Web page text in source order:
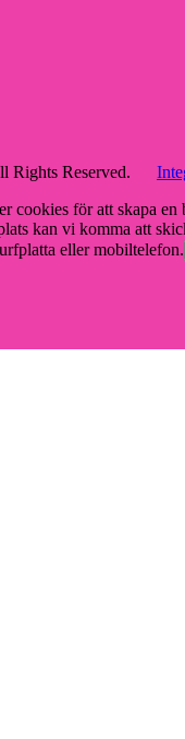
Rights Reserved.
cookies för att skapa en
kan vi komma att
eller mobiltelefon.